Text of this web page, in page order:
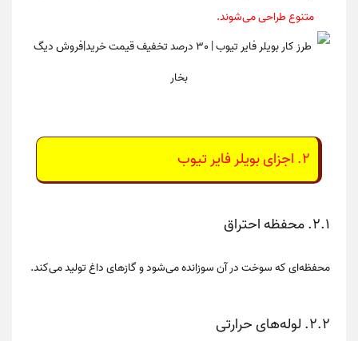
متنوع طراحی می‌شوند.
۲. اجزای بویلر فایر تیوب
۲.۱. محفظه احتراق
محفظه‌ای که سوخت در آن سوزانده می‌شود و گازهای داغ تولید می‌کند.
۲.۲. لوله‌های حرارتی